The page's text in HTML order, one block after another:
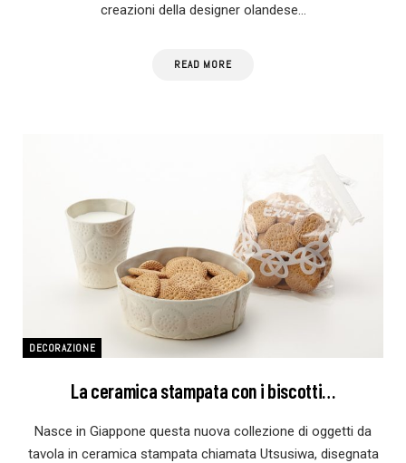
creazioni della designer olandese…
READ MORE
DECORAZIONE
La ceramica stampata con i biscotti…
Nasce in Giappone questa nuova collezione di oggetti da
tavola in ceramica stampata chiamata Utsusiwa, disegnata